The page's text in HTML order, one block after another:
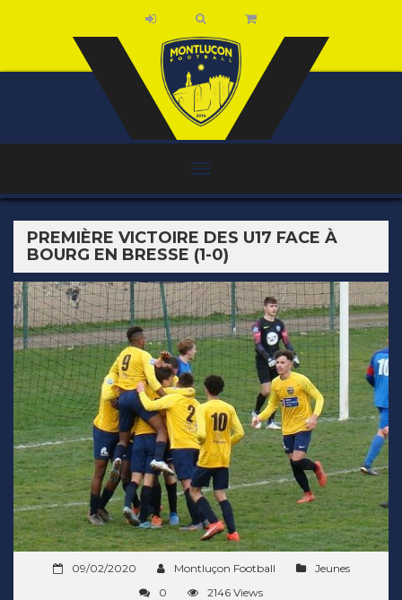
PREMIÈRE VICTOIRE DES U17 FACE À
BOURG EN BRESSE (1-0)
09/02/2020 Montluçon Football
Jeunes
0
2146 Views